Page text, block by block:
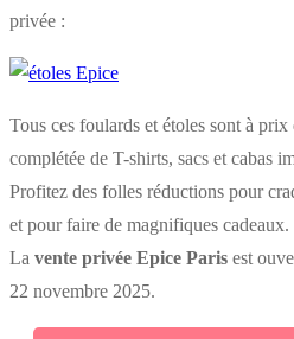
privée :
Tous ces foulards et étoles sont à
complétée de T-shirts, sacs et cabas
Profitez des folles réductions pour
et pour faire de magnifiques cadeaux.
La vente privée Epice Paris est
22 novembre 2025.